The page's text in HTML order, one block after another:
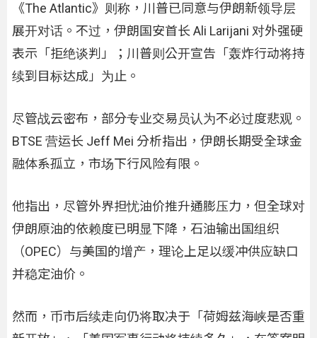
《The Atlantic》则称，川普已同意与伊朗新领导层
展开对话。不过，伊朗国安首长 Ali Larijani 对外强硬
表示「拒绝谈判」；川普则公开宣告「轰炸行动将持
续到目标达成」为止。
尽管战云密布，部分专业交易员认为不必过度悲观。
BTSE 营运长 Jeff Mei 分析指出，伊朗长期受全球金
融体系孤立，市场下行风险有限。
他指出，尽管外界担忧油价推升通膨压力，但全球对
伊朗原油的依赖度已明显下降，石油输出国组织
（OPEC）与美国的增产，理论上足以缓冲供应缺口
并稳定油价。
然而，币市后续走向仍将取决于「荷姆兹海峡是否重